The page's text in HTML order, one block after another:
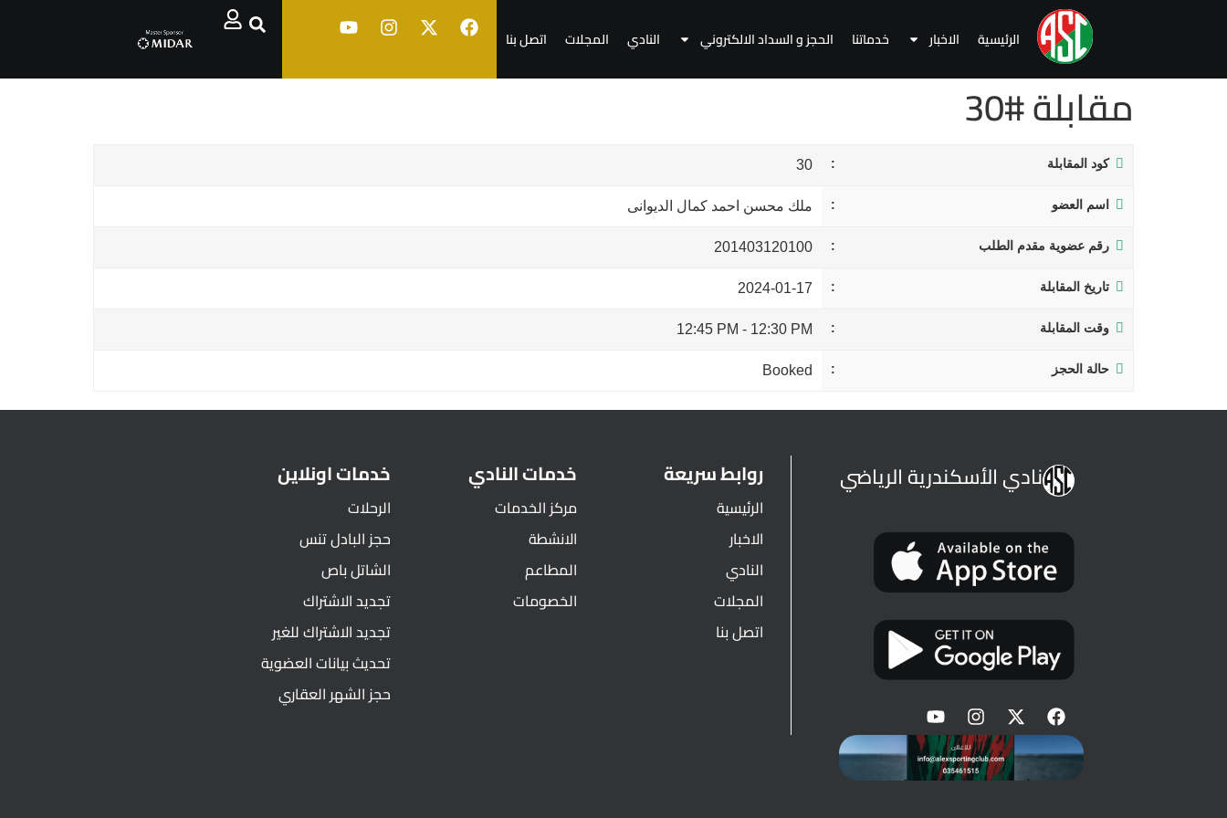
الرئيسية الاخبار خدماتنا الحجز و السداد الالكتروني النادي المجلات اتصل بنا
مقابلة #30
كود المقابلة 30
اسم العضو ملك محسن احمد كمال الديوانى
رقم عضوية مقدم الطلب 201403120100
تاريخ المقابلة 2024-01-17
وقت المقابلة 12:30 PM
-
12:45 PM
حالة الحجز Booked
نادي الأسكندرية الرياضي روابط سريعة
الرئيسية
الاخبار
النادي
المجلات
اتصل بنا
خدمات النادي
مركز الخدمات
الانشطة
المطاعم
الخصومات
خدمات اونلاين
الرحلات
حجز البادل تنس
الشاتل باص
تجديد الاشتراك
تجديد الاشتراك للغير
تحديث بيانات العضوية
حجز الشهر العقاري